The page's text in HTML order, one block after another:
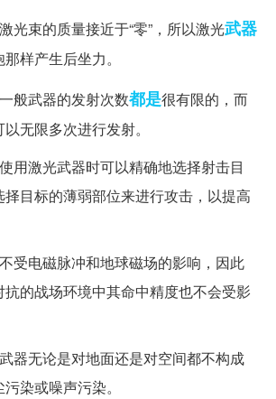
光束的质量接近于“零”，所以激光武器
样产生后坐力。
般武器的发射次数都是很有限的，而
无限多次进行发射。
用激光武器时可以精确地选择射击目
目标的薄弱部位来进行攻击，以提高
受电磁脉冲和地球磁场的影响，因此
的战场环境中其命中精度也不会受影
器无论是对地面还是对空间都不构成
染或噪声污染。